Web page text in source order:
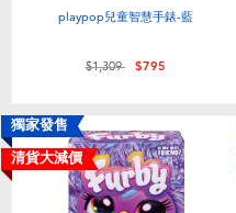
嬰兒及學前玩具
電池
playpop兒童智慧手錶-藍
價格從
$1,309至$795
獨家發售
清貨大減價